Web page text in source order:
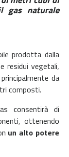
gas naturale
prodotta dalla
residui vegetali,
da
composti.
consentirà di
ottenendo
un alto potere